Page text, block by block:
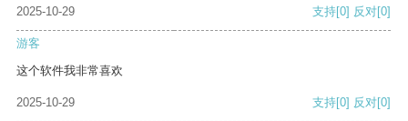
2025-10-29
支持[0] 反对[0]
游客
这个软件我非常喜欢
2025-10-29 支持[0] 反对[0]